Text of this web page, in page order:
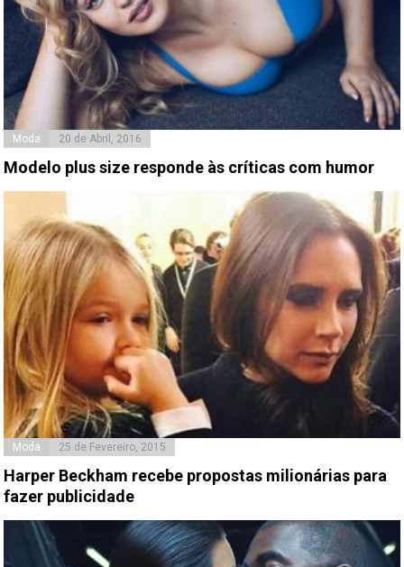
Moda 20 de Abril, 2016
Modelo plus size responde às críticas com humor
Moda 25 de Fevereiro, 2015
Harper Beckham recebe propostas milionárias para
fazer publicidade